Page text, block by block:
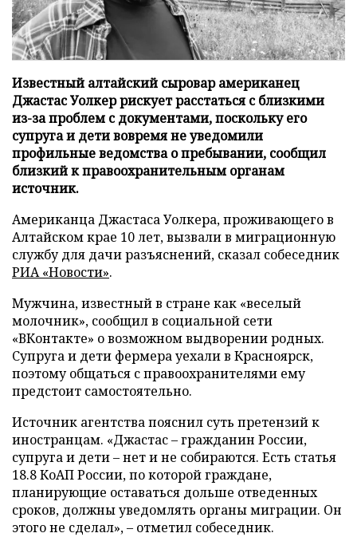
Известный алтайский сыровар американец
Джастас Уолкер рискует расстаться с близкими
из-за проблем с документами, поскольку его
супруга и дети вовремя не уведомили
профильные ведомства о пребывании, сообщил
близкий к правоохранительным органам
источник.
Американца Джастаса Уолкера, проживающего в
Алтайском крае 10 лет, вызвали в миграционную
службу для дачи разъяснений, сказал собеседник
РИА «Новости».
Мужчина, известный в стране как «веселый
молочник», сообщил в социальной сети
«ВКонтакте» о возможном выдворении родных.
Супруга и дети фермера уехали в Красноярск,
поэтому общаться с правоохранителями ему
предстоит самостоятельно.
Источник агентства пояснил суть претензий к
иностранцам. «Джастас – гражданин России,
супруга и дети – нет и не собираются. Есть статья
18.8 КоАП России, по которой граждане,
планирующие оставаться дольше отведенных
сроков, должны уведомлять органы миграции. Он
этого не сделал», – отметил собеседник.